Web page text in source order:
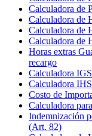
Calculadora de
Calculadora de
Calculadora de
Calculadora de
Horas extras
recargo
Calculadora
Calculadora
Costo de
Calculadora
Indemnización
(Art. 82)